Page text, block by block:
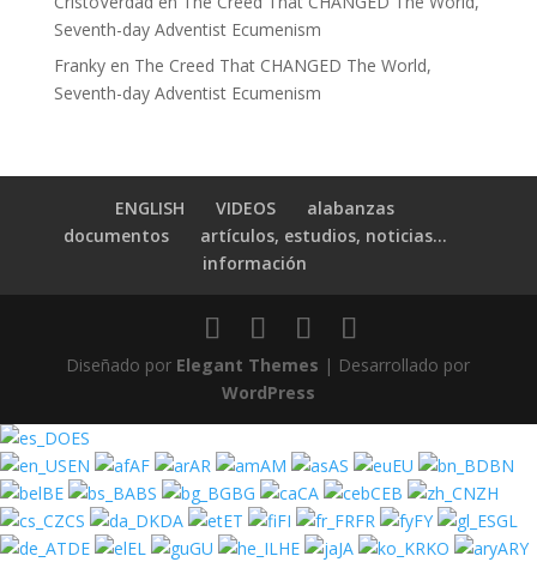
Seventh-day Adventist Ecumenism
Frankyen The Creed That CHANGED The World,
Seventh-day Adventist Ecumenism
ENGLISH VIDEOS
alabanzas
documentos
artículos, estudios, noticias…
información
Diseñado por Elegant Themes | Desarrollado por
WordPress
ES
EN
AF AR AM AS EU
BN
BE
BS BG CA CEB
ZH
CS
DA ET FI FR FY
GL
DE
EL GU HE JA KO ARY